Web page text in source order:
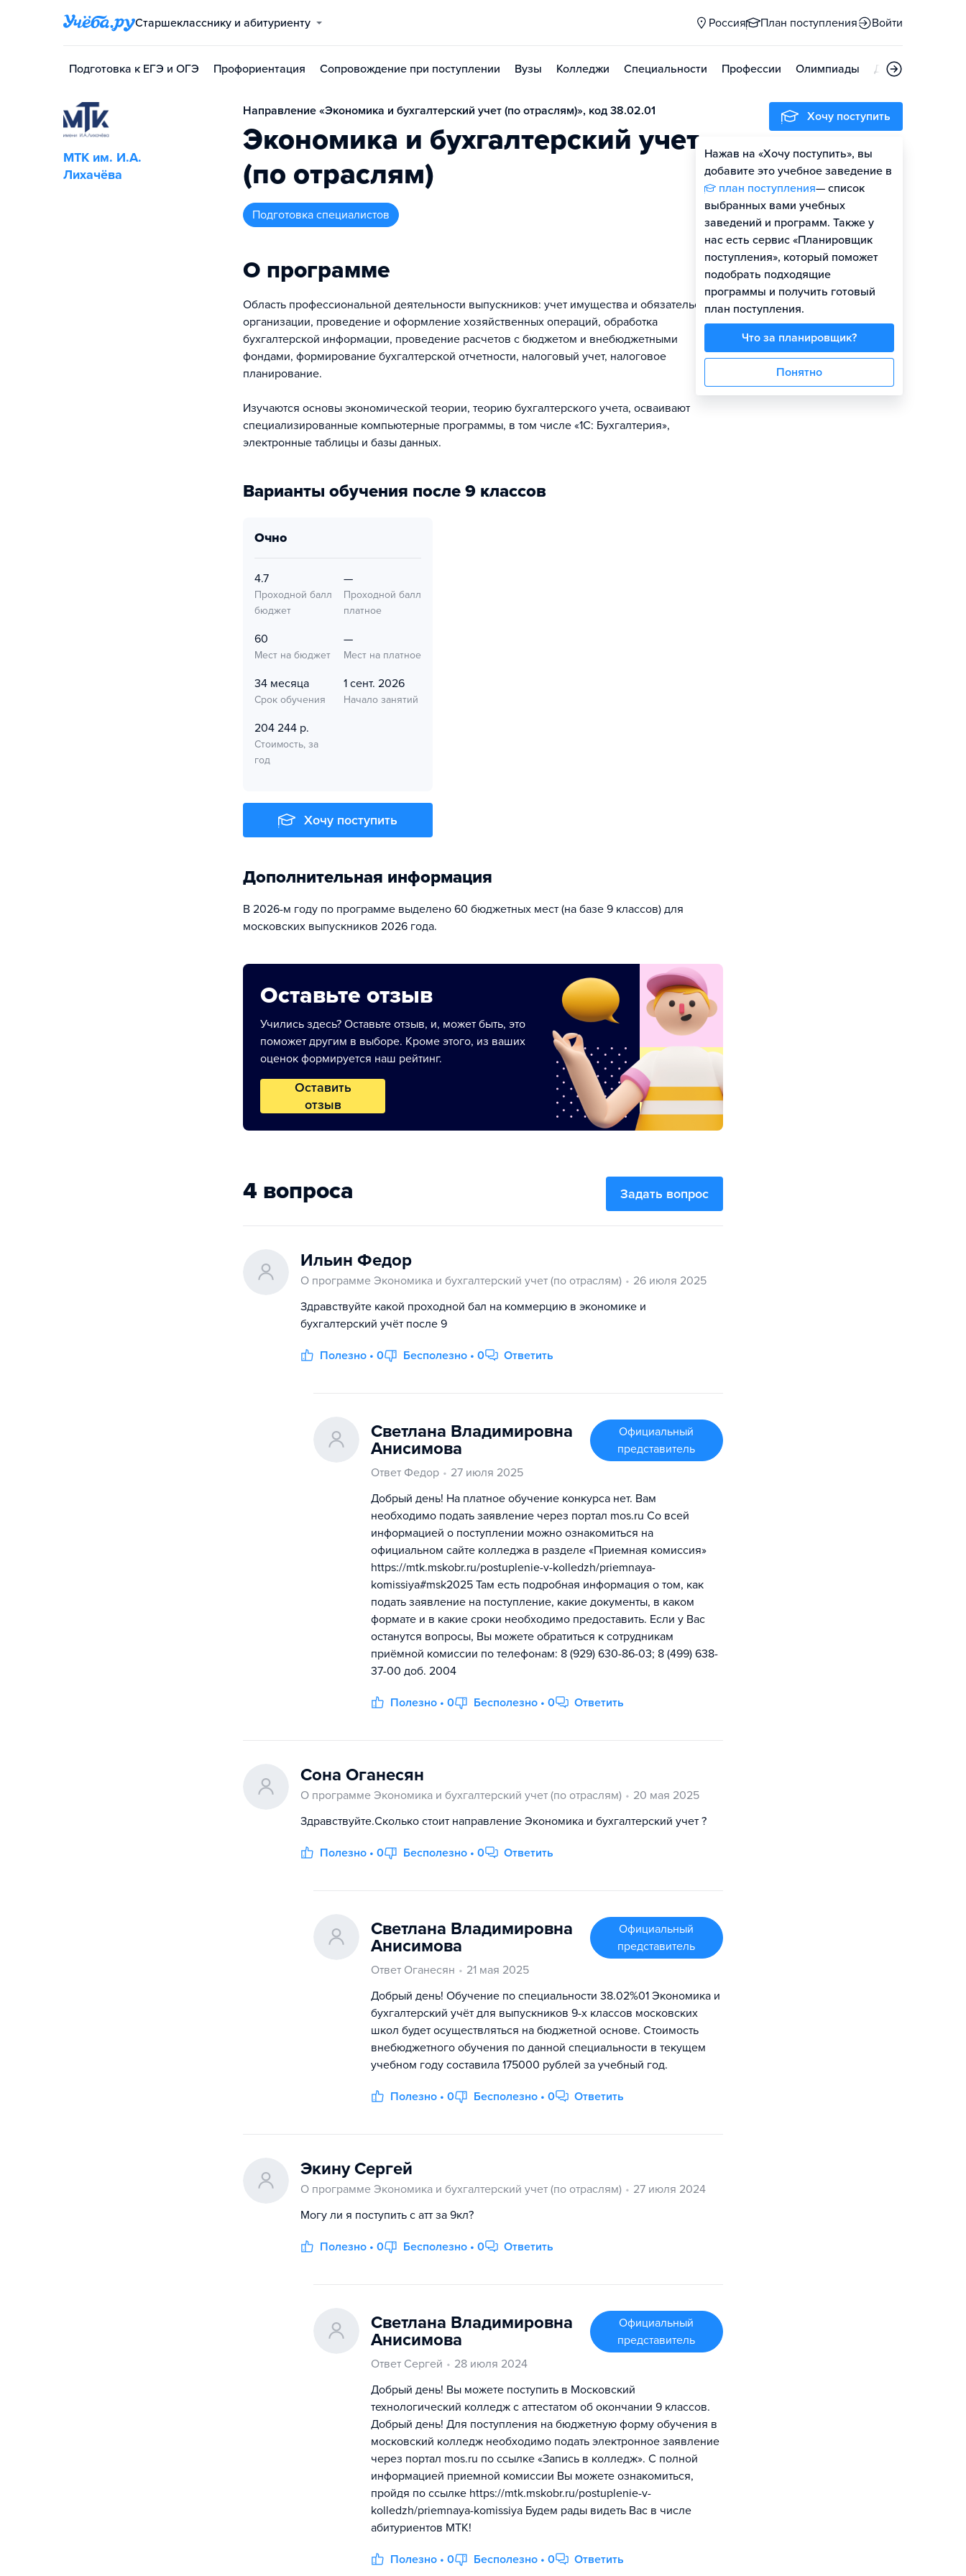
Старшекласснику и абитуриенту Россия План поступления Войти
Подготовка к ЕГЭ и ОГЭ Профориентация Сопровождение при поступлении Вузы Колледжи Специальности Профессии Олимпиады Дни открытых
МТК им. И.А.
Лихачёва
Направление «Экономика и бухгалтерский учет (по отраслям)», код 38.02.01
Экономика и бухгалтерский учет
(по отраслям)
подготовка специалистов
О программе
Область профессиональной деятельности выпускников: учет имущества и обязательств
организации, проведение и оформление хозяйственных операций, обработка
бухгалтерской информации, проведение расчетов с бюджетом и внебюджетными
фондами, формирование бухгалтерской отчетности, налоговый учет, налоговое
планирование.
Изучаются основы экономической теории, теорию бухгалтерского учета, осваивают
специализированные компьютерные программы, в том числе «1C: Бухгалтерия»,
электронные таблицы и базы данных.
Варианты обучения после 9 классов
очно
4.7
Проходной балл
бюджет
—
Проходной балл
платное
60
Мест на бюджет
—
Мест на платное
34 месяца
Срок обучения
1 сент. 2026
Начало занятий
204 244 р.
Стоимость, за
год
Хочу поступить
Дополнительная информация
В 2026-м году по программе выделено 60 бюджетных мест (на базе 9 классов) для
московских выпускников 2026 года.
Оставьте отзыв
Учились здесь? Оставьте отзыв, и, может быть, это
поможет другим в выборе. Кроме этого, из ваших
оценок формируется наш рейтинг.
Оставить
отзыв
4 вопроса Задать вопрос
Ильин Федор
О программе Экономика и бухгалтерский учет (по отраслям)
26 июля 2025
Здравствуйте какой проходной бал на коммерцию в экономике и
бухгалтерский учёт после 9
Полезно • 0 Бесполезно • 0 Ответить
Светлана Владимировна
Анисимова
Официальный
представитель
Ответ Федор
27 июля 2025
Добрый день! На платное обучение конкурса нет. Вам
необходимо подать заявление через портал mos.ru Со всей
информацией о поступлении можно ознакомиться на
официальном сайте колледжа в разделе «Приемная комиссия»
https://mtk.mskobr.ru/postuplenie-v-kolledzh/priemnaya-
komissiya#msk2025 Там есть подробная информация о том, как
подать заявление на поступление, какие документы, в каком
формате и в какие сроки необходимо предоставить. Если у Вас
останутся вопросы, Вы можете обратиться к сотрудникам
приёмной комиссии по телефонам: 8 (929) 630-86-03; 8 (499) 638-
37-00 доб. 2004
Полезно • 0 Бесполезно • 0 Ответить
Сона Оганесян
О программе Экономика и бухгалтерский учет (по отраслям)
20 мая 2025
Здравствуйте.Сколько стоит направление Экономика и бухгалтерский учет ?
Полезно • 0 Бесполезно • 0 Ответить
Светлана Владимировна
Анисимова
Официальный
представитель
Ответ Оганесян
21 мая 2025
Добрый день! Обучение по специальности 38.02%01 Экономика и
бухгалтерский учёт для выпускников 9-х классов московских
школ будет осуществляться на бюджетной основе. Стоимость
внебюджетного обучения по данной специальности в текущем
учебном году составила 175000 рублей за учебный год.
Полезно • 0 Бесполезно • 0 Ответить
Экину Сергей
О программе Экономика и бухгалтерский учет (по отраслям)
27 июля 2024
Могу ли я поступить с атт за 9кл?
Полезно • 0 Бесполезно • 0 Ответить
Светлана Владимировна
Анисимова
Официальный
представитель
Ответ Сергей
28 июля 2024
Добрый день! Вы можете поступить в Московский
технологический колледж с аттестатом об окончании 9 классов.
Добрый день! Для поступления на бюджетную форму обучения в
московский колледж необходимо подать электронное заявление
через портал mos.ru по ссылке «Запись в колледж». С полной
информацией приемной комиссии Вы можете ознакомиться,
пройдя по ссылке https://mtk.mskobr.ru/postuplenie-v-
kolledzh/priemnaya-komissiya Будем рады видеть Вас в числе
абитуриентов МТК!
Полезно • 0 Бесполезно • 0 Ответить
Хочу поступить
Нажав на «Хочу поступить», вы
добавите это учебное заведение в
план поступления— список
выбранных вами учебных
заведений и программ. Также у
нас есть сервис «Планировщик
поступления», который поможет
подобрать подходящие
программы и получить готовый
план поступления.
Что за планировщик?
Понятно